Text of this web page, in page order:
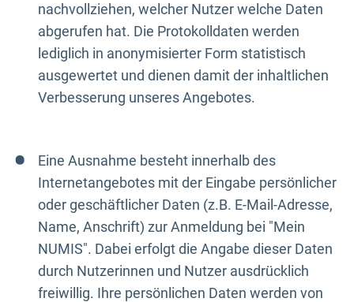
nachvollziehen, welcher Nutzer welche Daten
abgerufen hat. Die Protokolldaten werden
lediglich in anonymisierter Form statistisch
ausgewertet und dienen damit der inhaltlichen
Verbesserung unseres Angebotes.
Eine Ausnahme besteht innerhalb des
Internetangebotes mit der Eingabe persönlicher
oder geschäftlicher Daten (z.B. E-Mail-Adresse,
Name, Anschrift) zur Anmeldung bei "Mein
NUMIS". Dabei erfolgt die Angabe dieser Daten
durch Nutzerinnen und Nutzer ausdrücklich
freiwillig. Ihre persönlichen Daten werden von